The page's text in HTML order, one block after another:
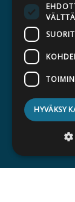
HYVÄKSY